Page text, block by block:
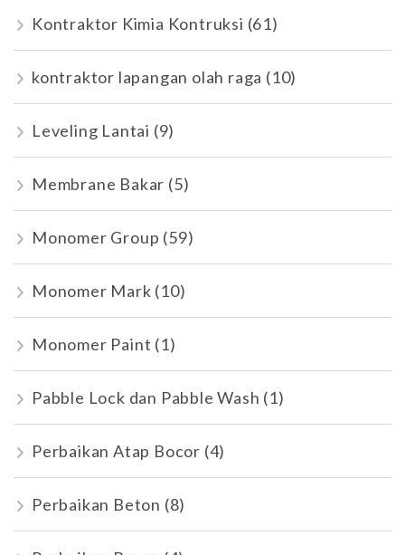
Kontraktor Kimia Kontruksi (61)
kontraktor lapangan olah raga (10)
Leveling Lantai (9)
Membrane Bakar (5)
Monomer Group (59)
Monomer Mark (10)
Monomer Paint (1)
Pabble Lock dan Pabble Wash (1)
Perbaikan Atap Bocor (4)
Perbaikan Beton (8)